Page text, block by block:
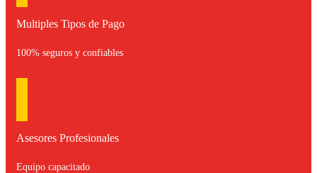
Multiples Tipos de Pago
100% seguros y confiables
Asesores Profesionales
Equipo capacitado